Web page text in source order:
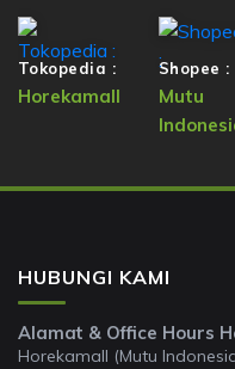
Tokopedia :
Horekamall
Shopee :
Mutu
HUBUNGI KAMI
Alamat & Office Hours
Horekamall (Mutu